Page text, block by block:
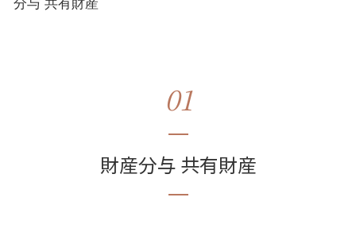
分与 共有財産
01
財産分与 共有財産